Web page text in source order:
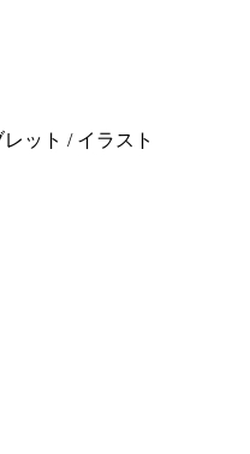
ット / イラスト